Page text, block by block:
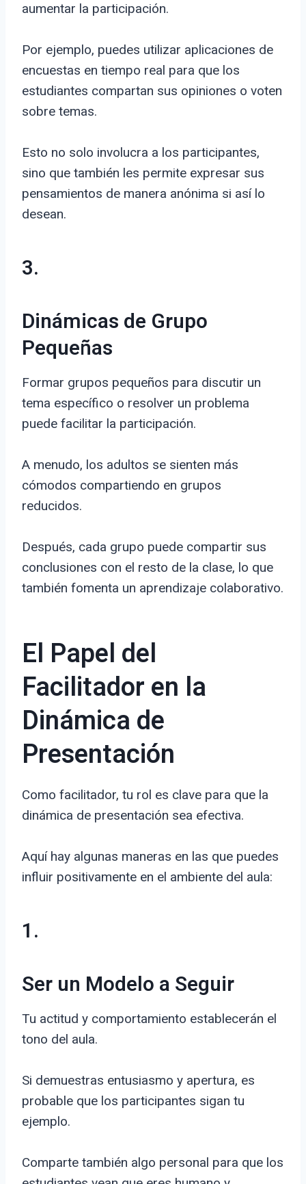
aumentar la participación.
Por ejemplo, puedes utilizar aplicaciones de
encuestas en tiempo real para que los
estudiantes compartan sus opiniones o voten
sobre temas.
Esto no solo involucra a los participantes,
sino que también les permite expresar sus
pensamientos de manera anónima si así lo
desean.
3.
Dinámicas de Grupo
Pequeñas
Formar grupos pequeños para discutir un
tema específico o resolver un problema
puede facilitar la participación.
A menudo, los adultos se sienten más
cómodos compartiendo en grupos
reducidos.
Después, cada grupo puede compartir sus
conclusiones con el resto de la clase, lo que
también fomenta un aprendizaje colaborativo.
El Papel del
Facilitador en la
Dinámica de
Presentación
Como facilitador, tu rol es clave para que la
dinámica de presentación sea efectiva.
Aquí hay algunas maneras en las que puedes
influir positivamente en el ambiente del aula:
1.
Ser un Modelo a Seguir
Tu actitud y comportamiento establecerán el
tono del aula.
Si demuestras entusiasmo y apertura, es
probable que los participantes sigan tu
ejemplo.
Comparte también algo personal para que los